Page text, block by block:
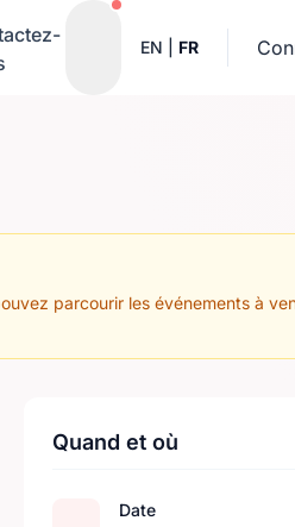
Notifications actives
EN FR
parcourir les événements à
Quand et où
Date